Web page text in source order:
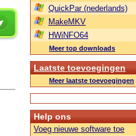
QuickPar (nederlands)
MakeMKV
HWiNFO64
Meer top downloads
Laatste toevoegingen
Meer laatste toevoegingen
Help ons
Voeg nieuwe software toe